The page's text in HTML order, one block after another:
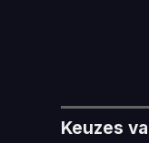
Keuzes